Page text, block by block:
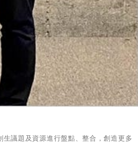
議題及資源進行盤點、整合，創造更多